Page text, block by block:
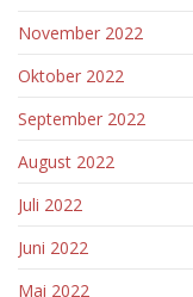
November 2022
Oktober 2022
September 2022
August 2022
Juli 2022
Juni 2022
Mai 2022